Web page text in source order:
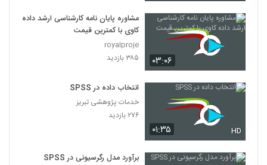
۰۳:۰۶
مشاوره پایان نامه کارشناسی ارشد داده
کاوی با کمترین قیمت
royalproje
۳۸۵ بازدید
۰۱:۳۵ HD
انتخاب داده در SPSS
خدمات پژوهشی تبریز
۲۷۶ بازدید
برآورد مدل رگرسیونی در SPSS